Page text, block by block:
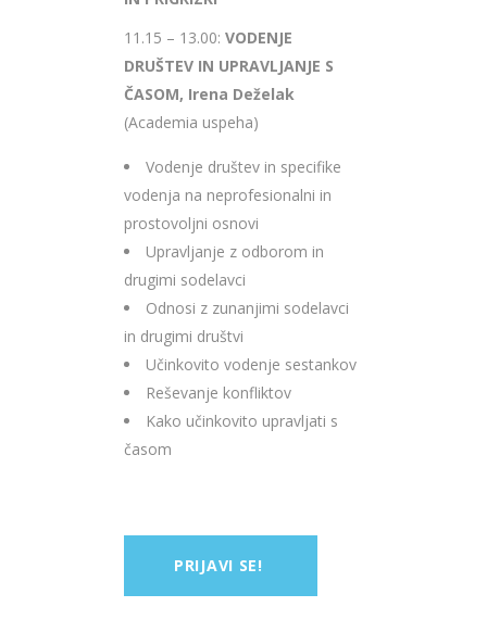
11.15 – 13.00: VODENJE
DRUŠTEV IN UPRAVLJANJE S
ČASOM, Irena Deželak
(Academia uspeha)
Vodenje društev in specifike
vodenja na neprofesionalni in
prostovoljni osnovi
Upravljanje z odborom in
drugimi sodelavci
Odnosi z zunanjimi sodelavci
in drugimi društvi
Učinkovito vodenje sestankov
Reševanje konfliktov
Kako učinkovito upravljati s
časom
PRIJAVI SE!